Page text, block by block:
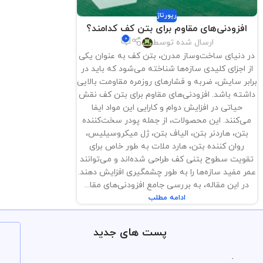
رپورتاژ
افزودنی‌های مقاوم برای بتن کف کدامند؟
ارسال شده توسط 0
در دنیای ساخت‌وساز مدرن، بتن کف به عنوان یکی
از اجزای کلیدی سازه‌ها شناخته می‌شود که باید در
برابر سایش، ضربه و فشارهای روزمره مقاومت بالایی
داشته باشد. افزودنی‌های مقاوم برای بتن کف نقش
حیاتی در افزایش دوام و کارایی این مواد ایفا
می‌کنند. این محصولات، از جمله پودر سخت‌کننده
بتن، هاردنر بتن، الیاف بتن، ژل میکروسیلیس،
روان کننده بتن، هارد ملات به طور خاص برای
تقویت سطوح بتنی کف طراحی شده‌اند و می‌توانند
عمر مفید سازه‌ها را به طور چشمگیری افزایش دهند.
در این مقاله، به بررسی جامع افزودنی‌های مقا...
ادامه مطلب
پست های جدید
.